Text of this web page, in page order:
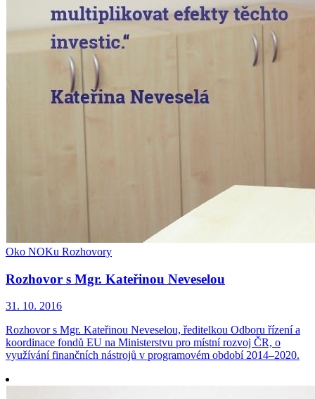
Oko NOKu Rozhovory
Rozhovor s Mgr. Kateřinou Neveselou
31. 10. 2016
Rozhovor s Mgr. Kateřinou Neveselou, ředitelkou Odboru řízení a
koordinace fondů EU na Ministerstvu pro místní rozvoj ČR, o
využívání finančních nástrojů v programovém období 2014–2020.